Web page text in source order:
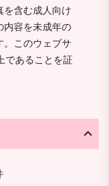
を含む成人向け
内容を未成年の
。このウェブサ
であることを証